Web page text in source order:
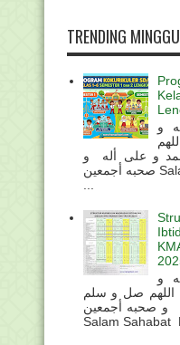
TRENDING
و
و على أله و
صحبه أجمعين Salam Sahabat Hanapi Bani .
...
و
اللهم صل و سلم
و صحبه أجمعين
Salam Sahabat